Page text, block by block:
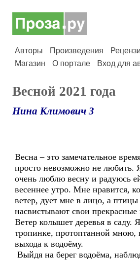
Авторы Произведения
Магазин
О портале Вход для
Весной 2021 года
Нина Климович 3
Весна – это замечательное
просто невозможно не любить.
очень люблю весну и радуюсь
весеннее утро. Мне нравится,
ветер, дует мне в лицо, а птицы
насвистывают свои прекрасные
Ветер колышет деревья в саду.
тропинке, протоптанной мною,
выхода к водоёму.
Выйдя на берег водоёма,